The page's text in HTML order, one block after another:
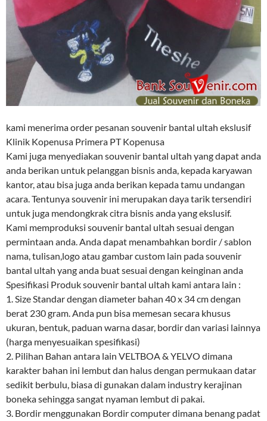
kami menerima order pesanan souvenir bantal ultah ekslusif
Klinik Kopenusa Primera PT Kopenusa
Kami juga menyediakan souvenir bantal ultah yang dapat anda
anda berikan untuk pelanggan bisnis anda, kepada karyawan
kantor, atau bisa juga anda berikan kepada tamu undangan
acara. Tentunya souvenir ini merupakan daya tarik tersendiri
untuk juga mendongkrak citra bisnis anda yang ekslusif.
Kami memproduksi souvenir bantal ultah sesuai dengan
permintaan anda. Anda dapat menambahkan bordir / sablon
nama, tulisan,logo atau gambar custom lain pada souvenir
bantal ultah yang anda buat sesuai dengan keinginan anda
Spesifikasi Produk souvenir bantal ultah kami antara lain :
1. Size Standar dengan diameter bahan 40 x 34 cm dengan
berat 230 gram. Anda pun bisa memesan secara khusus
ukuran, bentuk, paduan warna dasar, bordir dan variasi lainnya
(harga menyesuaikan spesifikasi)
2. Pilihan Bahan antara lain VELTBOA & YELVO dimana
karakter bahan ini lembut dan halus dengan permukaan datar
sedikit berbulu, biasa di gunakan dalam industry kerajinan
boneka sehingga sangat nyaman lembut di pakai.
3. Bordir menggunakan Bordir computer dimana benang padat